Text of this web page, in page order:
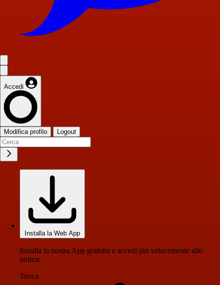
Accedi
Modifica profilo Logout
Installa la Web App
Installa la nostra App gratuita e accedi più velocemente alle
notizie
Tocca